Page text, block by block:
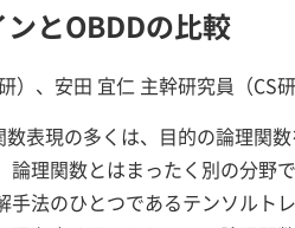
とOBDDの比較
、安田 宜仁 主幹研究員（CS研
表現の多くは、目的の論理関
理関数とはまったく別の分野
法のひとつであるテンソルト